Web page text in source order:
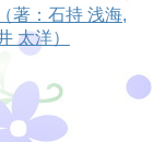
著：石持 浅海,
太洋）